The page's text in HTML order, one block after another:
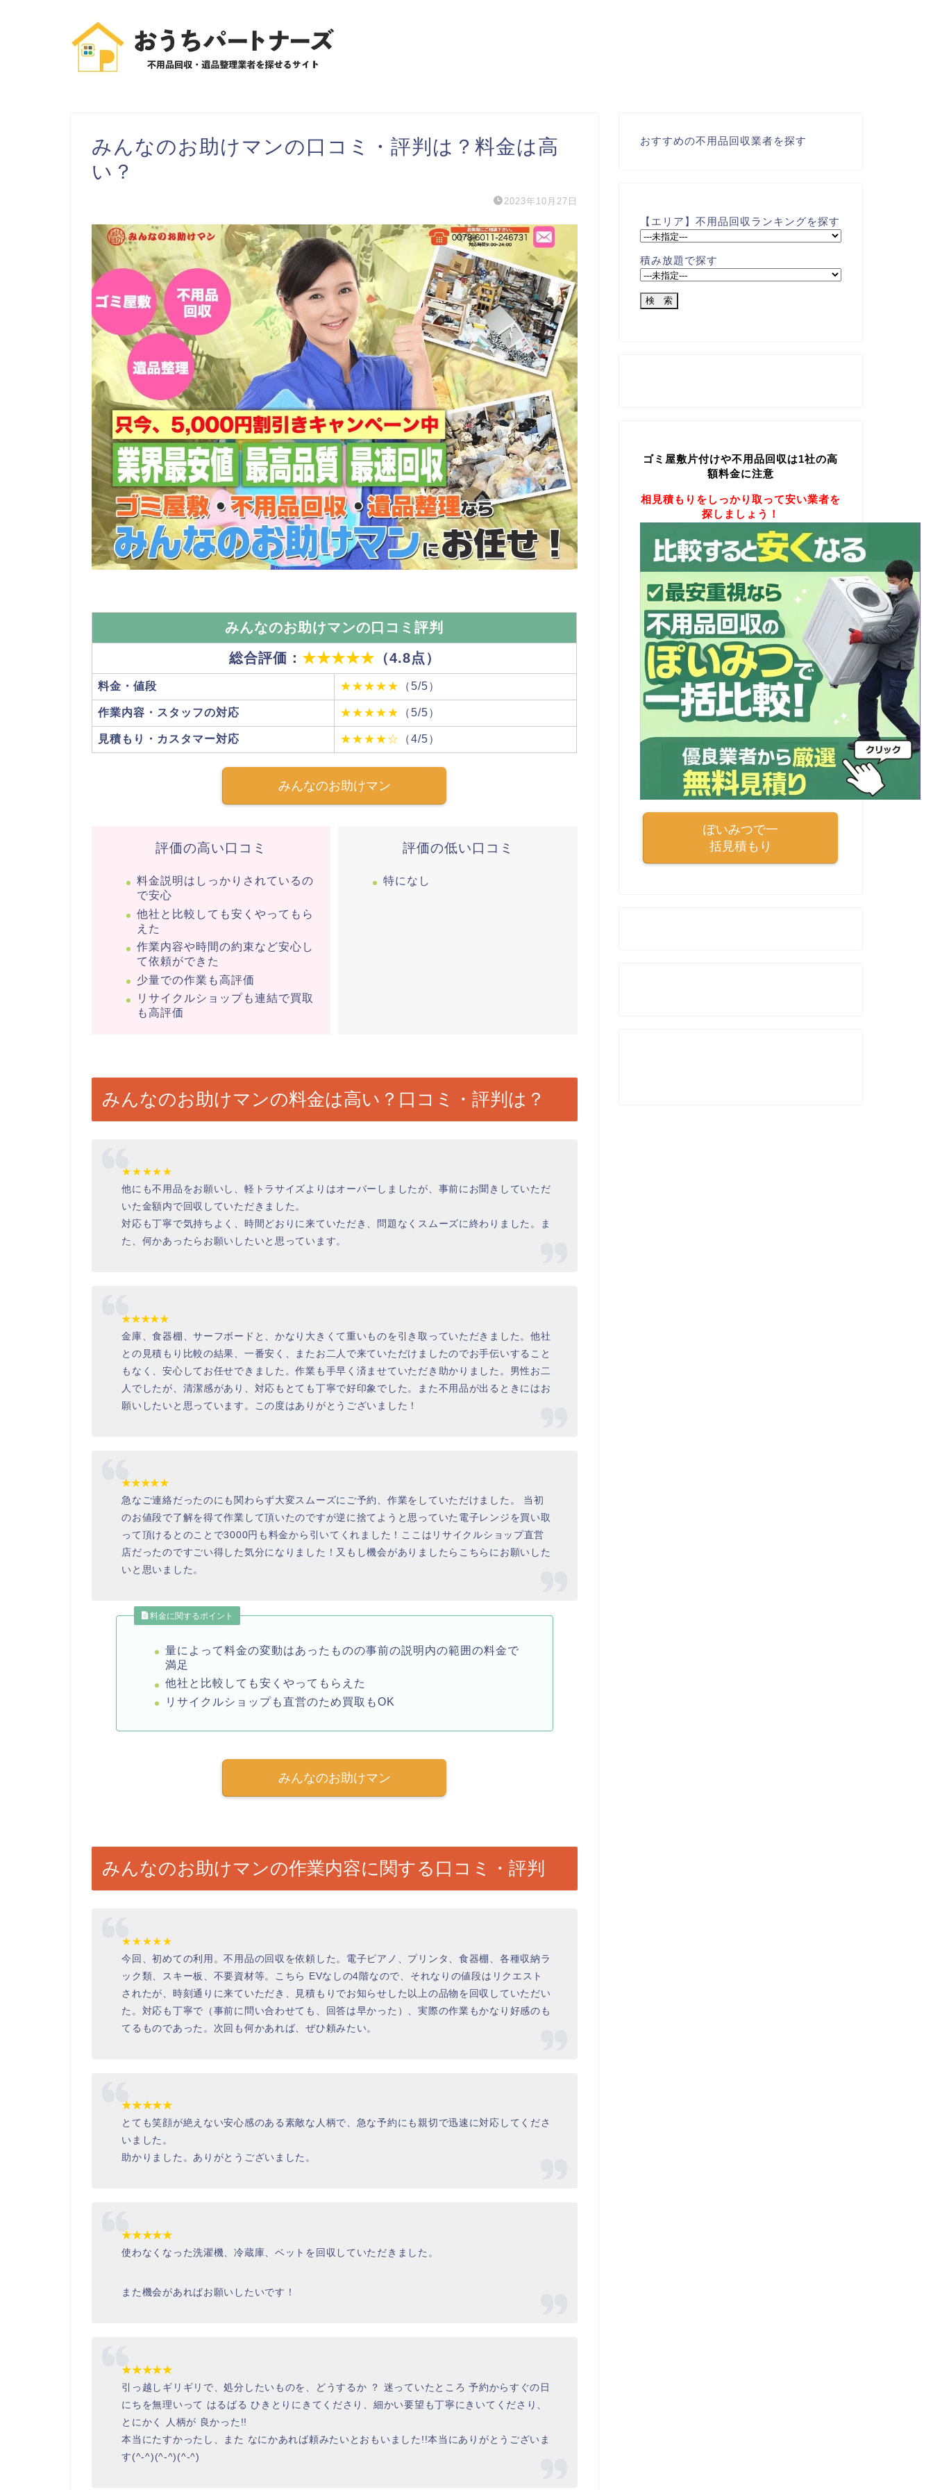
みんなのお助けマンの口コミ・評判は？料金は高
い？
2023年10月27日
みんなのお助けマンの口コミ評判
総合評価： ★★★★★ （4.8点）
料金・値段 ★★★★★ （5/5）
作業内容・スタッフの対応 ★★★★★ （5/5）
見積もり・カスタマー対応 ★★★★☆ （4/5）
みんなのお助けマン
評価の高い口コミ
料金説明はしっかりされているの
で安心
他社と比較しても安くやってもら
えた
作業内容や時間の約束など安心し
て依頼ができた
少量での作業も高評価
リサイクルショップも連結で買取
も高評価
評価の低い口コミ
特になし
みんなのお助けマンの料金は高い？口コミ・評判は？
★★★★★
他にも不用品をお願いし、軽トラサイズよりはオーバーしましたが、事前にお聞きしていただ
いた金額内で回収していただきました。
対応も丁寧で気持ちよく、時間どおりに来ていただき、問題なくスムーズに終わりました。ま
た、何かあったらお願いしたいと思っています。
★★★★★
金庫、食器棚、サーフボードと、かなり大きくて重いものを引き取っていただきました。他社
との見積もり比較の結果、一番安く、またお二人で来ていただけましたのでお手伝いすること
もなく、安心してお任せできました。作業も手早く済ませていただき助かりました。男性お二
人でしたが、清潔感があり、対応もとても丁寧で好印象でした。また不用品が出るときにはお
願いしたいと思っています。この度はありがとうございました！
★★★★★
急なご連絡だったのにも関わらず大変スムーズにご予約、作業をしていただけました。 当初
のお値段で了解を得て作業して頂いたのですが逆に捨てようと思っていた電子レンジを買い取
って頂けるとのことで3000円も料金から引いてくれました！ここはリサイクルショップ直営
店だったのですごい得した気分になりました！又もし機会がありましたらこちらにお願いした
いと思いました。
料金に関するポイント
量によって料金の変動はあったものの事前の説明内の範囲の料金で
満足
他社と比較しても安くやってもらえた
リサイクルショップも直営のため買取もOK
みんなのお助けマン
みんなのお助けマンの作業内容に関する口コミ・評判
★★★★★
今回、初めての利用。不用品の回収を依頼した。電子ピアノ、プリンタ、食器棚、各種収納ラ
ック類、スキー板、不要資材等。こちら EVなしの4階なので、それなりの値段はリクエスト
されたが、時刻通りに来ていただき、見積もりでお知らせした以上の品物を回収していただい
た。対応も丁寧で（事前に問い合わせても、回答は早かった）、実際の作業もかなり好感のも
てるものであった。次回も何かあれば、ぜひ頼みたい。
★★★★★
とても笑顔が絶えない安心感のある素敵な人柄で、急な予約にも親切で迅速に対応してくださ
いました。
助かりました。ありがとうございました。
★★★★★
使わなくなった洗濯機、冷蔵庫、ベットを回収していただきました。
また機会があればお願いしたいです！
★★★★★
引っ越しギリギリで、処分したいものを、どうするか ？ 迷っていたところ 予約からすぐの日
にちを無理いって はるばる ひきとりにきてくださり、細かい要望も丁寧にきいてくださり、
とにかく 人柄が 良かった!!
本当にたすかったし、また なにかあれば頼みたいとおもいました!!本当にありがとうございま
す(^-^)(^-^)(^-^)
おすすめの不用品回収業者を探す
【エリア】不用品回収ランキングを探す
積み放題で探す
ゴミ屋敷片付けや不用品回収は1社の高
額料金に注意
相見積もりをしっかり取って安い業者を
探しましょう！
ぽいみつで一
括見積もり